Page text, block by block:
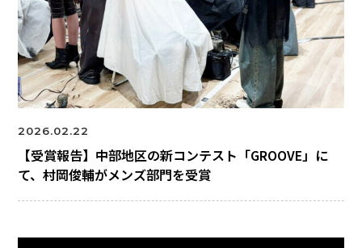
2026.02.22
【受賞報告】中部地区の新コンテスト「GROOVE」に
て、村岡俊輔がメンズ部門を受賞